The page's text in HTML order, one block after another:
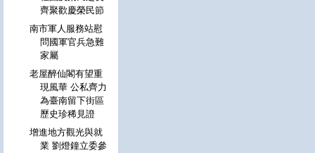
齊聚歡慶榮民節
南市軍人服務站慰
問國軍官兵急難
家屬
老屋醉仙閣有望重
現風華 公私齊力
為臺南留下街區
歷史珍稀見證
增進地方觀光與就
業 劉燈鐘立委參